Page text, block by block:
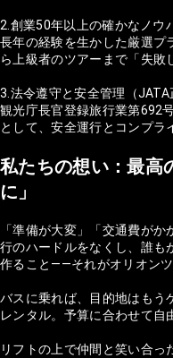
2.創業50年以上の確かなノウ
長年の経験を生かした厳選プ
ら上級者のツアーまで「失敗
3.法令遵守と安全管理（JATA
観光庁長官登録旅行業第692
として、安全運行とコンプラ
私たちの想い：最高
に」
「準備が大変」「交通費が
行のハードルをなくし、誰も
作ること——それがオリオンツ
バスに乗れば、目的地はもう
レンタル。予算に合わせて自
リフトの上で仲間と笑い合っ